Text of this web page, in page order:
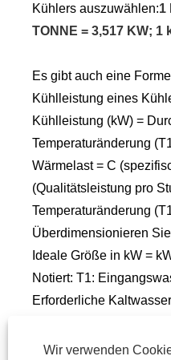
Kühlers auszuwählen:1
TONNE = 3,517 KW; 1
Es gibt auch eine
Kühlleistung eines
Kühlleistung (kW) =
Temperaturänderung
Wärmelast = C
(Qualitätsleistung pro
Temperaturänderung
Überdimensionieren
Ideale Größe in kW =
Notiert: T1:
Erforderliche
Welche Kühlergröße
Wir verwenden